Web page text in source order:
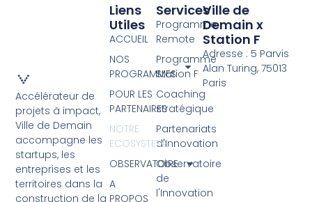
Accélérateur de
projets à impact,
Ville de Demain
accompagne les
startups, les
entreprises et les
territoires dans la
construction de la
Services
Programme
Remote
Programme
Station F
Coaching
stratégique
Partenariats
d'Innovation
Observatoire
de
l'Innovation
Liens
Utiles
ACCUEIL
NOS
PROGRAMMES
POUR LES
PARTENAIRES
NOTRE
ECOSYSTEME
OBSERVATOIRE
A
PROPOS
Ville de
Demain x
Station F
Adresse : 5 Parvis
Alan Turing, 75013
Paris